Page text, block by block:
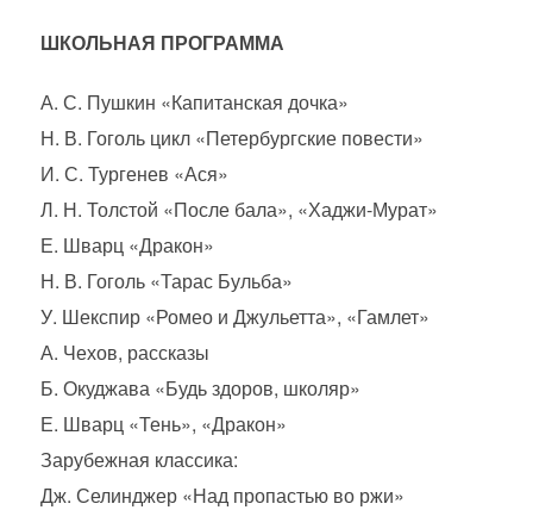
ШКОЛЬНАЯ ПРОГРАММА
А. С. Пушкин «Капитанская дочка»
Н. В. Гоголь цикл «Петербургские повести»
И. С. Тургенев «Ася»
Л. Н. Толстой «После бала», «Хаджи-Мурат»
Е. Шварц «Дракон»
Н. В. Гоголь «Тарас Бульба»
У. Шекспир «Ромео и Джульетта», «Гамлет»
А. Чехов, рассказы
Б. Окуджава «Будь здоров, школяр»
Е. Шварц «Тень», «Дракон»
Зарубежная классика:
Дж. Селинджер «Над пропастью во ржи»